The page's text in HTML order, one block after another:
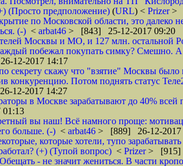
(Просто предположение) (URL) < Prizer>
по Московской области, это далеко
(-) < arbat46 > [843] 25-12-2017 09:20
Москвы и МО, и 127 млн. остальной
побежал покупать симку? Смешно. А
12-2017 14:17
секрету скажу что "взятие" Москвы
конкуренцию. Потом поднять статус
12-2017 14:27
в Москве зарабатывают до 40% всей
01:13
вы наш! Всё намного проще:
больше. (-) < arbat46 > [889] 26-12-2017
которые хотели, тупо
(+) (Тупой вопрос) < Prizer> [915]
Обещать - не значит жениться. В части